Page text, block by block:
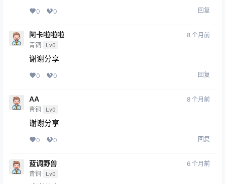
0 0 回复
阿卡啦啦啦
青铜 Lv0
8 个月前
谢谢分享
0 0 回复
AA
青铜 Lv0
8 个月前
谢谢分享
0 0 回复
蓝调野兽
青铜 Lv0
6 个月前